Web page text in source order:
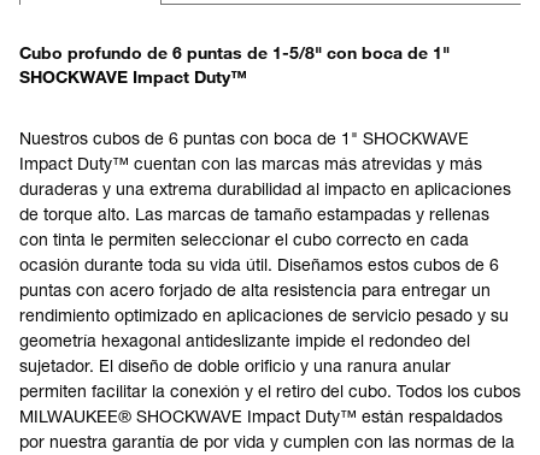
Cubo profundo de 6 puntas de 1-5/8" con boca de 1"
SHOCKWAVE Impact Duty™
Nuestros cubos de 6 puntas con boca de 1" SHOCKWAVE
Impact Duty™ cuentan con las marcas más atrevidas y más
duraderas y una extrema durabilidad al impacto en aplicaciones
de torque alto. Las marcas de tamaño estampadas y rellenas
con tinta le permiten seleccionar el cubo correcto en cada
ocasión durante toda su vida útil. Diseñamos estos cubos de 6
puntas con acero forjado de alta resistencia para entregar un
rendimiento optimizado en aplicaciones de servicio pesado y su
geometría hexagonal antideslizante impide el redondeo del
sujetador. El diseño de doble orificio y una ranura anular
permiten facilitar la conexión y el retiro del cubo. Todos los cubos
MILWAUKEE® SHOCKWAVE Impact Duty™ están respaldados
por nuestra garantía de por vida y cumplen con las normas de la